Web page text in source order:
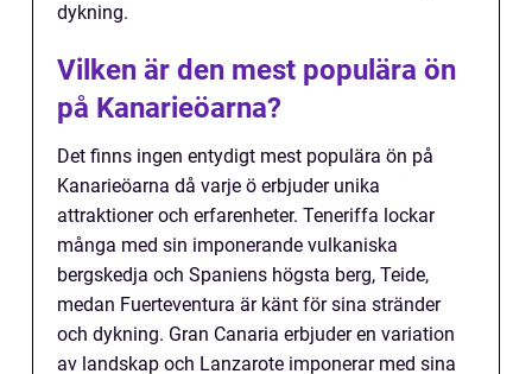
dykning.
Vilken är den mest populära ön
på Kanarieöarna?
Det finns ingen entydigt mest populära ön på
Kanarieöarna då varje ö erbjuder unika
attraktioner och erfarenheter. Teneriffa lockar
många med sin imponerande vulkaniska
bergskedja och Spaniens högsta berg, Teide,
medan Fuerteventura är känt för sina stränder
och dykning. Gran Canaria erbjuder en variation
av landskap och Lanzarote imponerar med sina